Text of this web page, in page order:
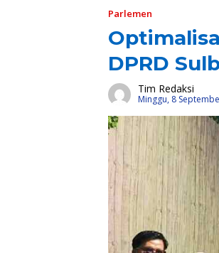
Parlemen
DPRD
Tim Redaksi
Minggu, 8